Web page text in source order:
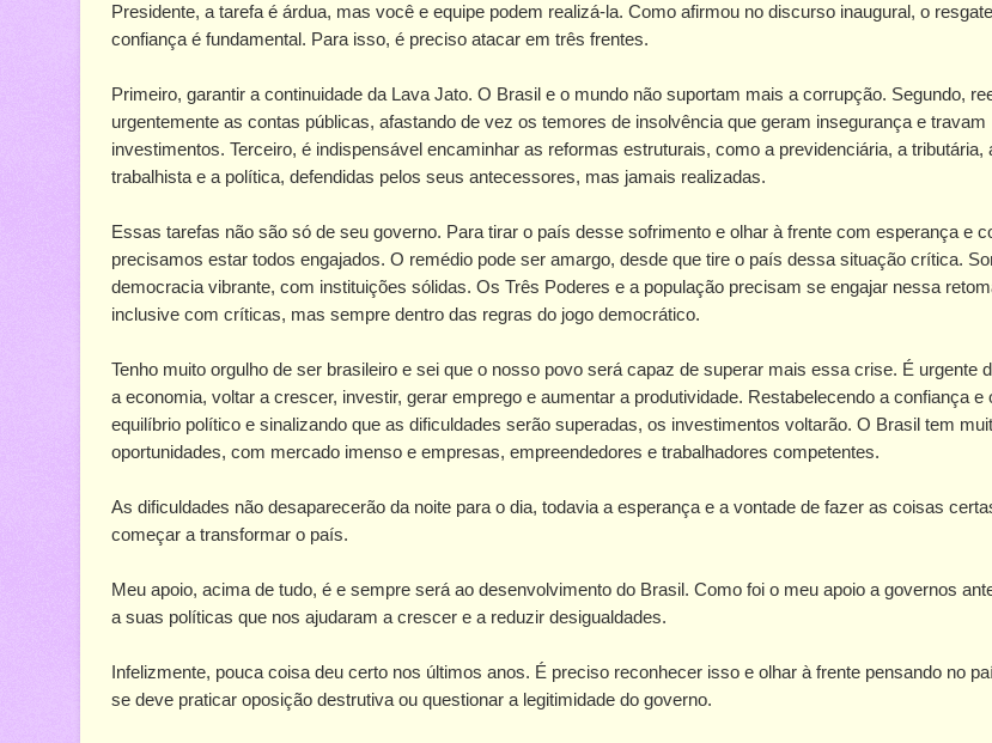
Presidente, a tarefa é árdua, mas você e equipe podem realizá-la. Como afirmou no discurso inaugural, o
confiança é fundamental. Para isso, é preciso atacar em três frentes.
Primeiro, garantir a continuidade da Lava Jato. O Brasil e o mundo não suportam mais a corrupção. Segundo,
urgentemente as contas públicas, afastando de vez os temores de insolvência que geram insegurança e travam
investimentos. Terceiro, é indispensável encaminhar as reformas estruturais, como a previdenciária, a tributária,
trabalhista e a política, defendidas pelos seus antecessores, mas jamais realizadas.
Essas tarefas não são só de seu governo. Para tirar o país desse sofrimento e olhar à frente com esperança e
precisamos estar todos engajados. O remédio pode ser amargo, desde que tire o país dessa situação crítica.
democracia vibrante, com instituições sólidas. Os Três Poderes e a população precisam se engajar nessa
inclusive com críticas, mas sempre dentro das regras do jogo democrático.
Tenho muito orgulho de ser brasileiro e sei que o nosso povo será capaz de superar mais essa crise. É urgente
a economia, voltar a crescer, investir, gerar emprego e aumentar a produtividade. Restabelecendo a confiança e
equilíbrio político e sinalizando que as dificuldades serão superadas, os investimentos voltarão. O Brasil tem
oportunidades, com mercado imenso e empresas, empreendedores e trabalhadores competentes.
As dificuldades não desaparecerão da noite para o dia, todavia a esperança e a vontade de fazer as coisas
começar a transformar o país.
Meu apoio, acima de tudo, é e sempre será ao desenvolvimento do Brasil. Como foi o meu apoio a governos
a suas políticas que nos ajudaram a crescer e a reduzir desigualdades.
Infelizmente, pouca coisa deu certo nos últimos anos. É preciso reconhecer isso e olhar à frente pensando no
se deve praticar oposição destrutiva ou questionar a legitimidade do governo.